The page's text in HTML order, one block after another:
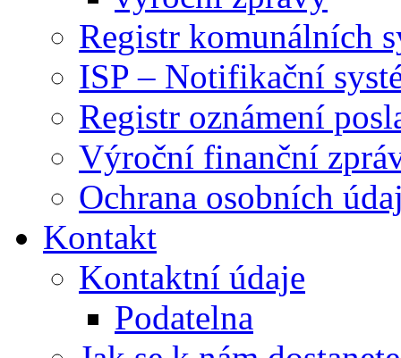
Registr komunálních
ISP – Notifikační
Registr oznámení
Výroční finanční
Ochrana osobních
Kontakt
Kontaktní údaje
Podatelna